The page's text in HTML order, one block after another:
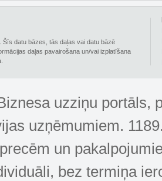
Šīs datu bāzes, tās daļas vai datu bāzē
daļas pavairošana un/vai izplatīšana
uzziņu portāls,
uzņēmumiem.
un
bez termiņa